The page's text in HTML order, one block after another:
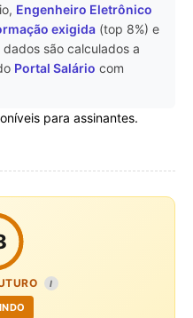
Engenheiro Eletrônico
exigida (top 8%) e
dados são calculados a
Portal Salário com
para assinantes.
I